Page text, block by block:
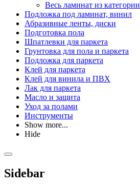
Весь ламинат из категории
Подложка под ламинат, винил
Абразивные ленты, диски
Подготовка пола
Шпатлевки для паркета
Грунтовка для пола и паркета
Подложка для паркета
Клей для паркета
Клей для винила и ПВХ
Лак для паркета
Масло и защита
Уход за полами
Инструменты
Show more...
Hide
Sidebar